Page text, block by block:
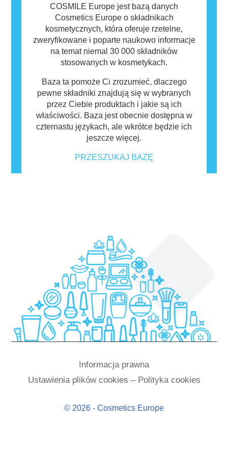
COSMILE Europe jest bazą danych
Cosmetics Europe o składnikach
kosmetycznych, która oferuje rzetelne,
zweryfikowane i poparte naukowo informacje
na temat niemal 30 000 składników
stosowanych w kosmetykach.
Baza ta pomoże Ci zrozumieć, dlaczego
pewne składniki znajdują się w wybranych
przez Ciebie produktach i jakie są ich
właściwości. Baza jest obecnie dostępna w
czternastu językach, ale wkrótce będzie ich
jeszcze więcej.
PRZESZUKAJ BAZĘ
Informacja prawna
Ustawienia plików cookies – Polityka cookies
© 2026 - Cosmetics Europe